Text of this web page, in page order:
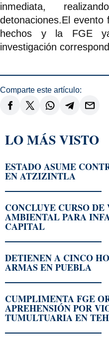
inmediata,
detonaciones.El evento
hechos y la FGE
investigación
Comparte este artículo:
LO MÁS VISTO
ESTADO ASUME
EN ATZIZINTLA
CONCLUYE CURSO DE
AMBIENTAL PARA
CAPITAL
DETIENEN A CINCO
ARMAS EN PUEBLA
CUMPLIMENTA FGE
APREHENSIÓN POR
TUMULTUARIA EN